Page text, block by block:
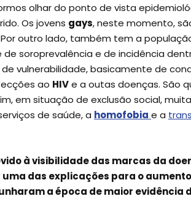
olhar do ponto de vista
Os jovens gays, neste momento,
outro lado, também tem a
soroprevalência e de incidência
vulnerabilidade, basicamente de
ao HIVe a outas doenças. São
em situação de exclusão social,
de saúde, a homofobia e a
à visibilidade das marcas da
das explicações para o
a época de maior evidência